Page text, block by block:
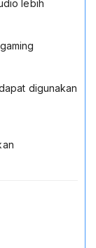
lebih
digunakan